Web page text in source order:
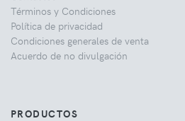
Términos y Condiciones
Política de privacidad
Condiciones generales de venta
Acuerdo de no divulgación
PRODUCTOS